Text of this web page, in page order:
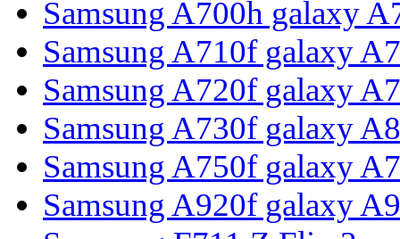
Samsung A700h galaxy
Samsung A710f galaxy
Samsung A720f galaxy
Samsung A730f galaxy
Samsung A750f galaxy
Samsung A920f galaxy